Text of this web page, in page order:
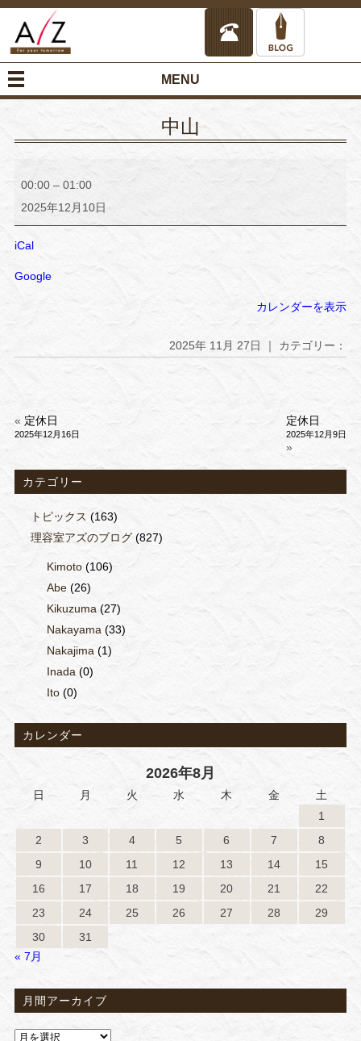
MENU
中山
山00:00 – 01:00
2025年12月10日
iCal
Google
カレンダーを表示
2025年 11月 27日 ｜ カテゴリー：
« 定休日
2025年12月16日
定休日
2025年12月9日
»
カテゴリー
トピックス (163)
理容室アズのブログ(827)
Kimoto(106)
Abe(26)
Kikuzuma (27)
Nakayama (33)
Nakajima (1)
Inada (0)
Ito(0)
カレンダー
2026年8月
日 月 火 水 木 金
土
1
2
3 4 5 6 7
8
9
10 11 12 13 14
15
16
17 18 19 20 21
22
23
24 25 26 27 28
29
30
31
« 7月
月間アーカイブ